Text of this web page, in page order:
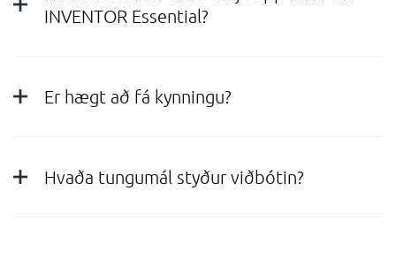
INVENTOR Essential?
Er hægt að fá kynningu?
Hvaða tungumál styður viðbótin?